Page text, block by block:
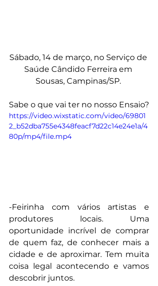
Sábado, 14 de março, no Serviço de
Saúde Cândido Ferreira em
Sousas, Campinas/SP.
Sabe o que vai ter no nosso Ensaio?
https://video.wixstatic.com/video/69801
2_b52dba755e4348feacf7d22c14e24e1a/4
80p/mp4/file.mp4
-Feirinha com vários artistas e
produtores locais. Uma
oportunidade incrível de comprar
de quem faz, de conhecer mais a
cidade e de aproximar. Tem muita
coisa legal acontecendo e vamos
descobrir juntos.